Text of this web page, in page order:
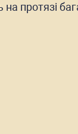
протязі